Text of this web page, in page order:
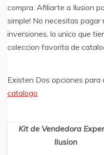
compra. Afiliarte a Ilusion
simple! No necesitas pagar
inversiones, lo unico que
coleccion favorita de
Existen Dos opciones para
catalogo
Kit de Vendedora
Ilusion